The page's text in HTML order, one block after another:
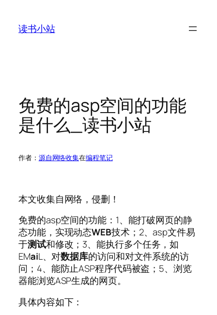
读书小站
免费的asp空间的功能
是什么_读书小站
作者： 源自网络收集在编程笔记
本文收集自网络，侵删！
免费的asp空间的功能：1、能打破网页的静
态功能，实现动态WEB技术；2、asp文件易
于测试和修改；3、能执行多个任务，如
EMaiL、对数据库的访问和对文件系统的访
问；4、能防止ASP程序代码被盗；5、浏览
器能浏览ASP生成的网页。
具体内容如下：